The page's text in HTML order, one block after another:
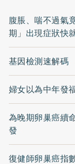
腹脹、喘不過氣
期」出現症狀快
基因檢測速解碼
婦女以為中年發
為晚期卵巢癌續
發
復健師卵巢癌指